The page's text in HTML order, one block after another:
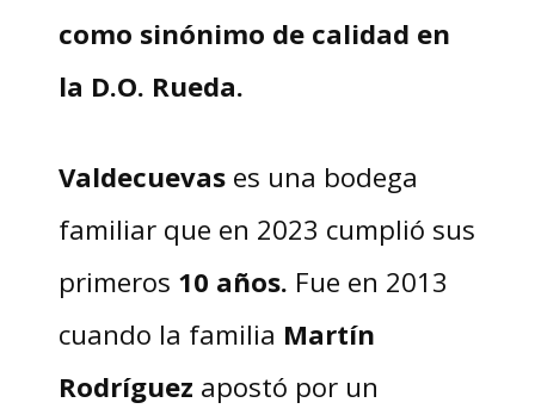
como sinónimo de calidad en
la D.O. Rueda.
Valdecuevases una bodega
familiar que en 2023 cumplió sus
primeros 10 años. Fue en 2013
cuando la familia Martín
Rodríguez apostó por un